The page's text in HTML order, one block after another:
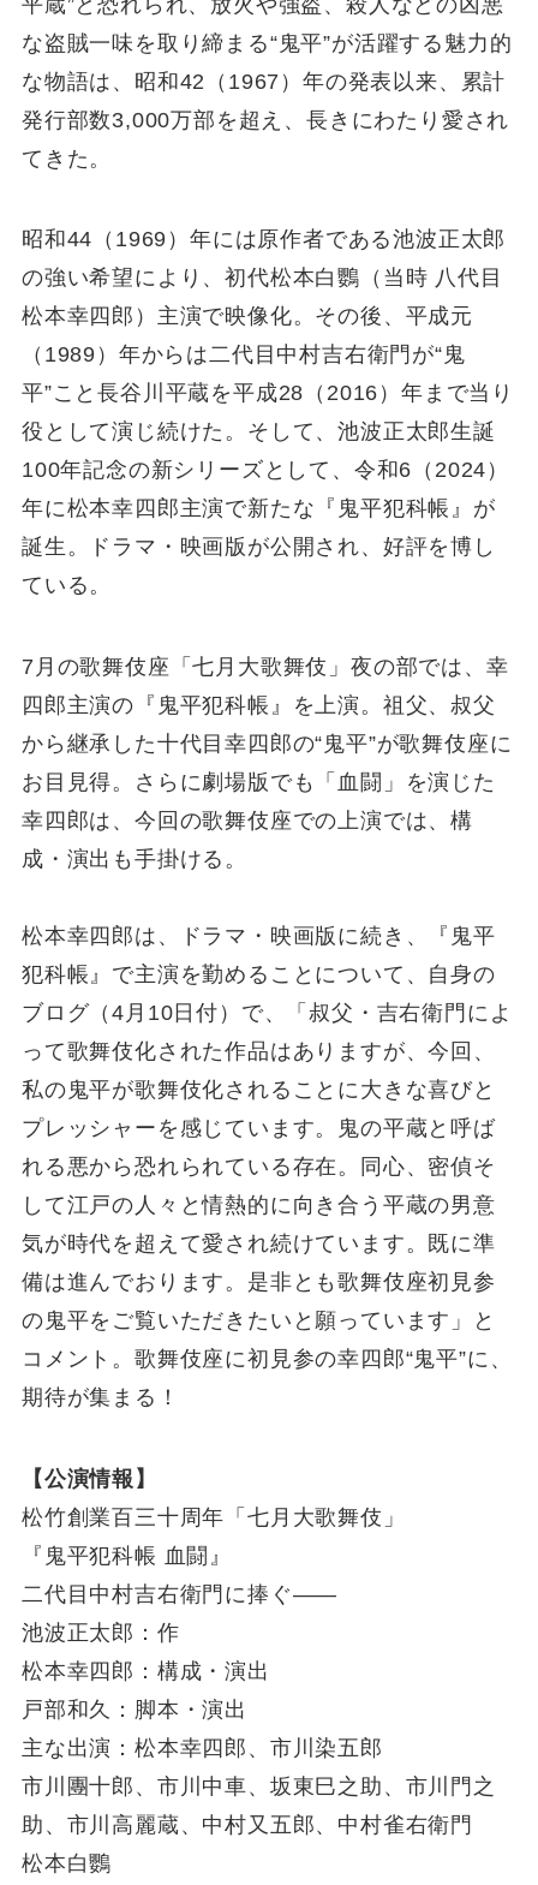
な盗賊一味を取り締まる“鬼平”が活躍する魅力的
な物語は、昭和42（1967）年の発表以来、累計
発行部数3,000万部を超え、長きにわたり愛され
てきた。
昭和44（1969）年には原作者である池波正太郎
の強い希望により、初代松本白鸚（当時 八代目
松本幸四郎）主演で映像化。その後、平成元
（1989）年からは二代目中村吉右衛門が“鬼
平”こと長谷川平蔵を平成28（2016）年まで当り
役として演じ続けた。そして、池波正太郎生誕
100年記念の新シリーズとして、令和6（2024）
年に松本幸四郎主演で新たな『鬼平犯科帳』が
誕生。ドラマ・映画版が公開され、好評を博し
ている。
7月の歌舞伎座「七月大歌舞伎」夜の部では、幸
四郎主演の『鬼平犯科帳』を上演。祖父、叔父
から継承した十代目幸四郎の“鬼平”が歌舞伎座に
お目見得。さらに劇場版でも「血闘」を演じた
幸四郎は、今回の歌舞伎座での上演では、構
成・演出も手掛ける。
松本幸四郎は、ドラマ・映画版に続き、『鬼平
犯科帳』で主演を勤めることについて、自身の
ブログ（4月10日付）で、「叔父・吉右衛門によ
って歌舞伎化された作品はありますが、今回、
私の鬼平が歌舞伎化されることに大きな喜びと
プレッシャーを感じています。鬼の平蔵と呼ば
れる悪から恐れられている存在。同心、密偵そ
して江戸の人々と情熱的に向き合う平蔵の男意
気が時代を超えて愛され続けています。既に準
備は進んでおります。是非とも歌舞伎座初見参
の鬼平をご覧いただきたいと願っています」と
コメント。歌舞伎座に初見参の幸四郎“鬼平”に、
期待が集まる！
【公演情報】
松竹創業百三十周年「七月大歌舞伎」
『鬼平犯科帳 血闘』
二代目中村吉右衛門に捧ぐ――
池波正太郎：作
松本幸四郎：構成・演出
戸部和久：脚本・演出
主な出演：松本幸四郎、市川染五郎
市川團十郎、市川中車、坂東巳之助、市川門之
助、市川高麗蔵、中村又五郎、中村雀右衛門
松本白鸚